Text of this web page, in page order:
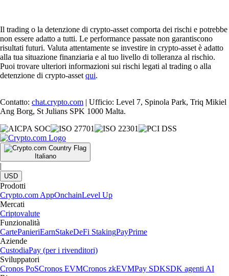
Il trading o la detenzione di crypto-asset comporta dei rischi e potrebbe
non essere adatto a tutti. Le performance passate non garantiscono
risultati futuri. Valuta attentamente se investire in crypto-asset è adatto
alla tua situazione finanziaria e al tuo livello di tolleranza al rischio.
Puoi trovare ulteriori informazioni sui rischi legati al trading o alla
detenzione di crypto-asset qui.
Contatto: chat.crypto.com | Ufficio: Level 7, Spinola Park, Triq Mikiel
Ang Borg, St Julians SPK 1000 Malta.
Italiano
|
USD
Prodotti
Crypto.com AppOnchainLevel Up
Mercati
Criptovalute
Funzionalità
CartePanieriEarnStakeDeFi StakingPayPrime
Aziende
CustodiaPay (per i rivenditori)
Sviluppatori
Cronos PoSCronos EVMCronos zkEVMPay SDKSDK agenti AI